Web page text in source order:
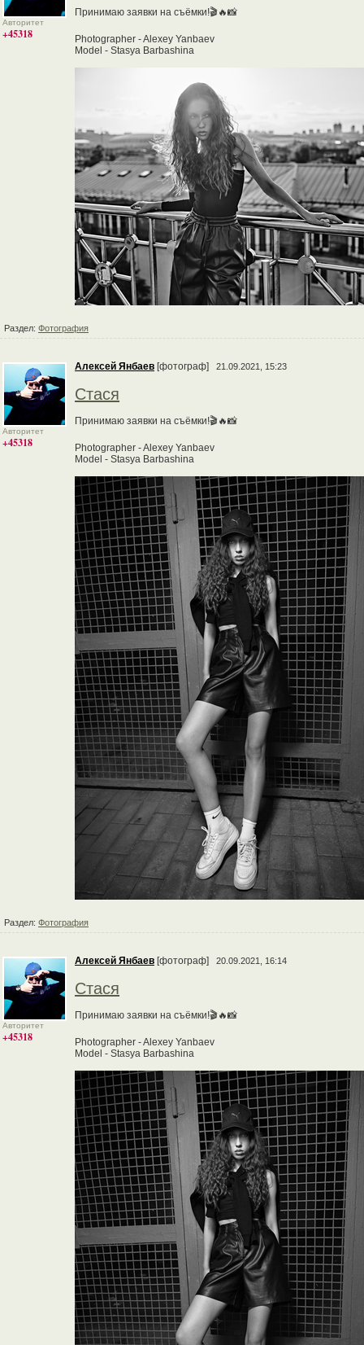
Авторитет
+45318
Принимаю заявки на съёмки!🎬🔥📸
Photographer - Alexey Yanbaev
Model - Stasya Barbashina
Раздел: Фотография
Авторитет
+45318
Алексей Янбаев [фотограф] 21.09.2021, 15:23
Стася
Принимаю заявки на съёмки!🎬🔥📸
Photographer - Alexey Yanbaev
Model - Stasya Barbashina
Раздел: Фотография
Авторитет
+45318
Алексей Янбаев [фотограф] 20.09.2021, 16:14
Стася
Принимаю заявки на съёмки!🎬🔥📸
Photographer - Alexey Yanbaev
Model - Stasya Barbashina